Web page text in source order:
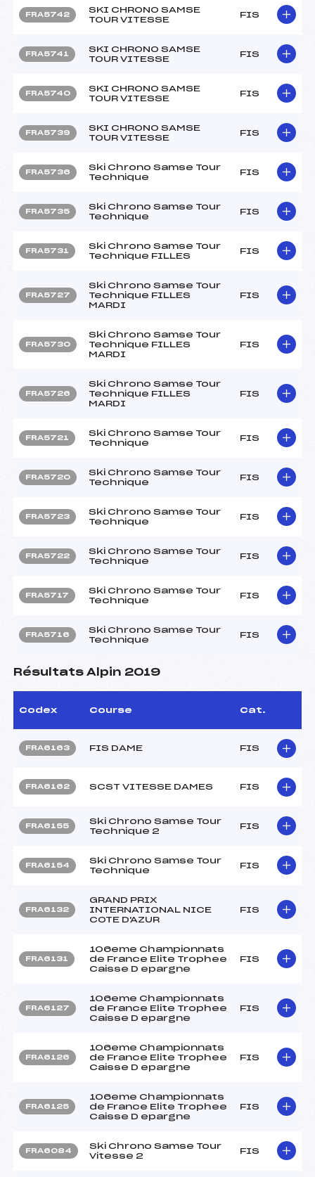
FRA5742
SKI CHRONO SAMSE
TOUR VITESSE
FIS
FRA5741
SKI CHRONO SAMSE
TOUR VITESSE
FIS
FRA5740
SKI CHRONO SAMSE
TOUR VITESSE
FIS
FRA5739
SKI CHRONO SAMSE
TOUR VITESSE
FIS
FRA5736
Ski Chrono Samse Tour
Technique
FIS
FRA5735
Ski Chrono Samse Tour
Technique
FIS
FRA5731
Ski Chrono Samse Tour
Technique FILLES
FIS
FRA5727
Ski Chrono Samse Tour
Technique FILLES
MARDI
FIS
FRA5730
Ski Chrono Samse Tour
Technique FILLES
MARDI
FIS
FRA5726
Ski Chrono Samse Tour
Technique FILLES
MARDI
FIS
FRA5721
Ski Chrono Samse Tour
Technique
FIS
FRA5720
Ski Chrono Samse Tour
Technique
FIS
FRA5723
Ski Chrono Samse Tour
Technique
FIS
FRA5722
Ski Chrono Samse Tour
Technique
FIS
FRA5717
Ski Chrono Samse Tour
Technique
FIS
FRA5716
Ski Chrono Samse Tour
Technique
FIS
Résultats Alpin 2019
Codex Course Cat.
FRA6163 FIS DAME FIS
FRA6162 SCST VITESSE DAMES FIS
FRA6155
Ski Chrono Samse Tour
Technique 2
FIS
FRA6154
Ski Chrono Samse Tour
Technique
FIS
FRA6132
GRAND PRIX
INTERNATIONAL NICE
COTE D'AZUR
FIS
FRA6131
106eme Championnats
de France Elite Trophee
Caisse D epargne
FIS
FRA6127
106eme Championnats
de France Elite Trophee
Caisse D epargne
FIS
FRA6126
106eme Championnats
de France Elite Trophee
Caisse D epargne
FIS
FRA6125
106eme Championnats
de France Elite Trophee
Caisse D epargne
FIS
FRA6084
Ski Chrono Samse Tour
Vitesse 2
FIS